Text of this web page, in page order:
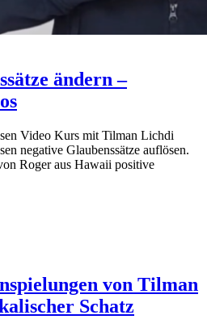
ändern –
Video Kurs mit Tilman Lichdi
negative Glaubenssätze auflösen.
Roger aus Hawaii positive
von Tilman
Schatz